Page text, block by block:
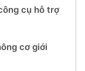
cụ hỗ trợ
cơ giới